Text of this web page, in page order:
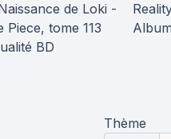
de Loki -
Piece, tome 113
BD
Thème